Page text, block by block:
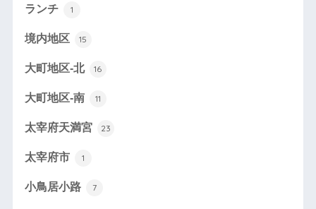
ランチ 1
境内地区 15
大町地区-北 16
大町地区-南 11
太宰府天満宮 23
太宰府市 1
小鳥居小路 7